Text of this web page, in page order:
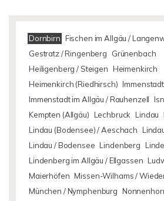
Dornbirn Fischen im Allgäu /
Gestratz / Ringenberg
Grünenbach
Heiligenberg / Steigen Heimenkirch
Heimenkirch (Riedhirsch)
Immenstadt im Allgäu / Rauhenzell
Kempten (Allgäu) Lechbruck Lindau
Lindau (Bodensee) / Aeschach
Lindau / Bodensee Lindenberg
Lindenberg im Allgäu / Ellgassen
Maierhöfen Missen-Wilhams /
München / Nymphenburg